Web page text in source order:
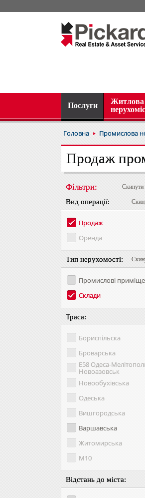
Послуги
Житлова
Головна Промислова
Продаж
Фільтри: Скинути
Вид операції:
Продаж
Оренда
Тип нерухомості:
Промислові
Склади
Траса:
Бориспільска
Броварська
Е58 Одеса-
Новоазовськ
Новообухівська
Одеська
Вишгородська
Варшавська
Житомирська
М10
Відстань до міста: